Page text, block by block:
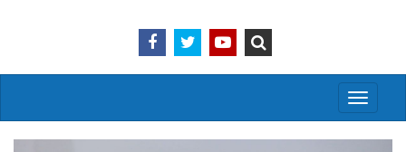
Activar/
menú